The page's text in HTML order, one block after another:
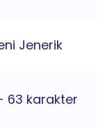
Jenerik
63 karakter